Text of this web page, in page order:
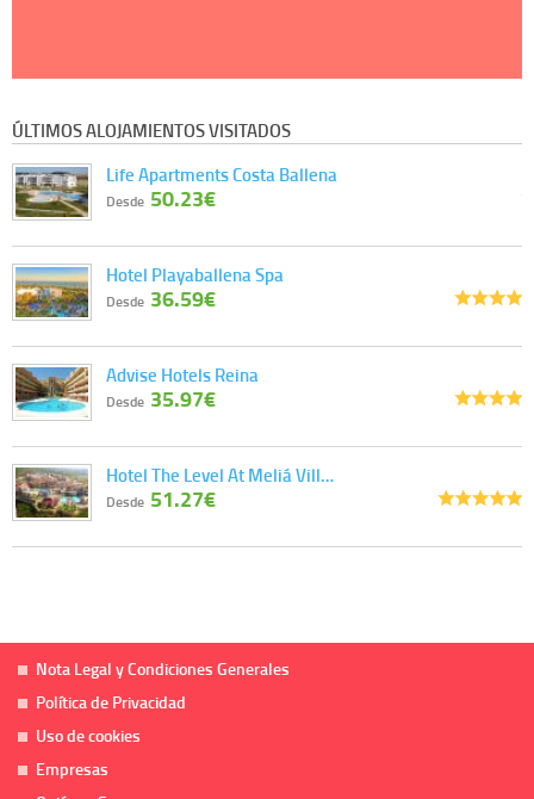
ÚLTIMOS ALOJAMIENTOS VISITADOS
Life Apartments Costa Ballena
Desde 50.23€
Hotel Playaballena Spa
Desde 36.59€
Advise Hotels Reina
Desde 35.97€
Hotel The Level At Meliá Vill…
Desde 51.27€
Nota Legal y Condiciones Generales
Política de Privacidad
Uso de cookies
Empresas